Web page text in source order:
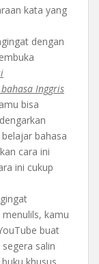
kata yang
dengan
Inggris
bisa
bahasa
cara ini
ini cukup
kamu
buat
salin